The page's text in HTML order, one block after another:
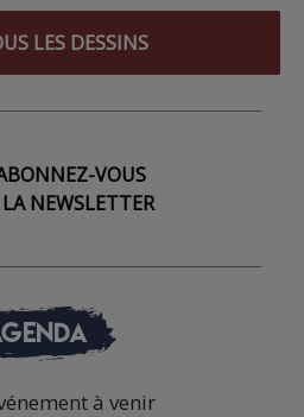
LES DESSINS
VOUS
NEWSLETTER
à venir